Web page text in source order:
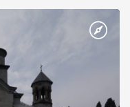
християнином.
Херсонесу Таврійського